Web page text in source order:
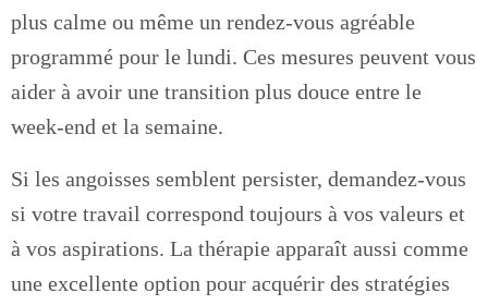
plus calme ou même un rendez-vous agréable
programmé pour le lundi. Ces mesures peuvent vous
aider à avoir une transition plus douce entre le
week-end et la semaine.
Si les angoisses semblent persister, demandez-vous
si votre travail correspond toujours à vos valeurs et
à vos aspirations. La thérapie apparaît aussi comme
une excellente option pour acquérir des stratégies